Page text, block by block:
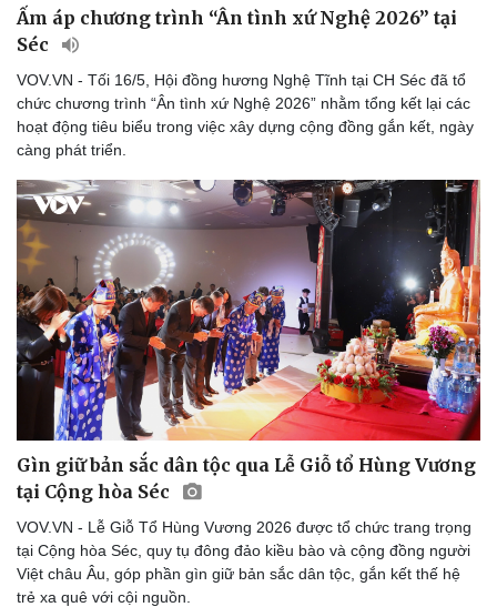
Ấm áp chương trình “Ân tình xứ Nghệ 2026” tại
Séc
VOV.VN - Tối 16/5, Hội đồng hương Nghệ Tĩnh tại CH Séc đã tổ
chức chương trình “Ân tình xứ Nghệ 2026” nhằm tổng kết lại các
hoạt động tiêu biểu trong việc xây dựng cộng đồng gắn kết, ngày
càng phát triển.
Gìn giữ bản sắc dân tộc qua Lễ Giỗ tổ Hùng Vương
tại Cộng hòa Séc
VOV.VN - Lễ Giỗ Tổ Hùng Vương 2026 được tổ chức trang trọng
tại Cộng hòa Séc, quy tụ đông đảo kiều bào và cộng đồng người
Việt châu Âu, góp phần gìn giữ bản sắc dân tộc, gắn kết thế hệ
trẻ xa quê với cội nguồn.